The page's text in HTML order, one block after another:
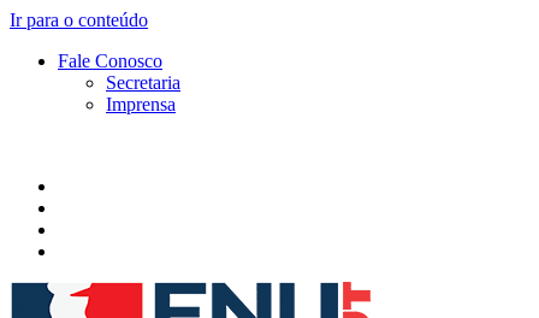
Ir para o conteúdo
Fale Conosco
Secretaria
Imprensa